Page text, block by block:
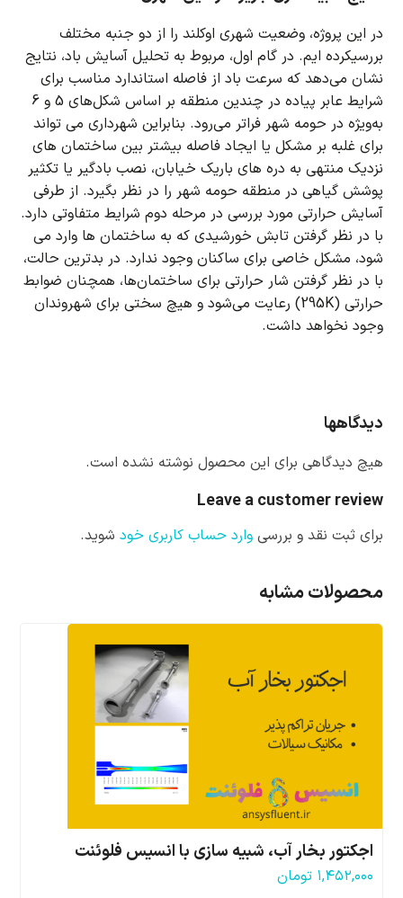
در این پروژه، وضعیت شهری اوکلند را از دو جنبه مختلف
بررسیکرده ایم. در گام اول، مربوط به تحلیل آسایش باد، نتایج
نشان می‌دهد که سرعت باد از فاصله استاندارد مناسب برای
شرایط عابر پیاده در چندین منطقه بر اساس شکل‌های 5 و 6
به‌ویژه در حومه شهر فراتر می‌رود. بنابراین شهرداری می تواند
برای غلبه بر مشکل یا ایجاد فاصله بیشتر بین ساختمان های
نزدیک منتهی به دره های باریک خیابان، نصب بادگیر یا تکثیر
پوشش گیاهی در منطقه حومه شهر را در نظر بگیرد. از طرفی
آسایش حرارتی مورد بررسی در مرحله دوم شرایط متفاوتی دارد.
با در نظر گرفتن تابش خورشیدی که به ساختمان ها وارد می
شود، مشکل خاصی برای ساکنان وجود ندارد. در بدترین حالت،
با در نظر گرفتن شار حرارتی برای ساختمان‌ها، همچنان ضوابط
حرارتی (295K) رعایت می‌شود و هیچ سختی برای شهروندان
وجود نخواهد داشت.
دیدگاهها
هیچ دیدگاهی برای این محصول نوشته نشده است.
Leave a customer review
برای ثبت نقد و بررسیوارد حساب کاربری خود شوید.
محصولات مشابه
اجکتور بخار آب، شبیه سازی با انسیس فلوئنت
۱,۴۵۲,۰۰۰ تومان